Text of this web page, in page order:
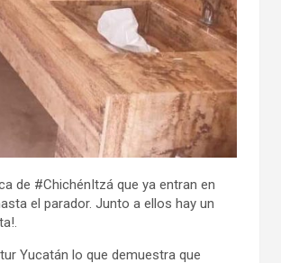
de #ChichénItzá que ya entran en
el parador. Junto a ellos hay un
Yucatán lo que demuestra que